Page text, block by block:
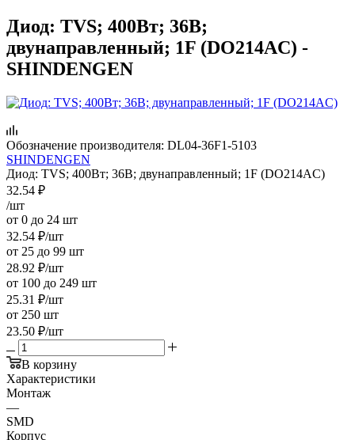
Диод: TVS; 400Вт; 36В;
двунаправленный; 1F (DO214AC) -
SHINDENGEN
Обозначение производителя: DL04-36F1-5103
SHINDENGEN
Диод: TVS; 400Вт; 36В; двунаправленный; 1F (DO214AC)
32.54 ₽
/шт
от 0 до 24 шт
32.54 ₽/шт
от 25 до 99 шт
28.92 ₽/шт
от 100 до 249 шт
25.31 ₽/шт
от 250 шт
23.50 ₽/шт
В корзину
Характеристики
Монтаж
—
SMD
Корпус